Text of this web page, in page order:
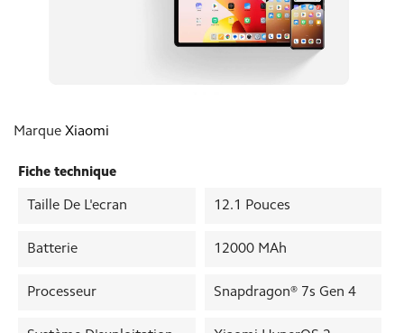
Marque Xiaomi
Fiche technique
Taille De L'ecran 12.1 Pouces
Batterie 12000 MAh
Processeur Snapdragon® 7s Gen 4